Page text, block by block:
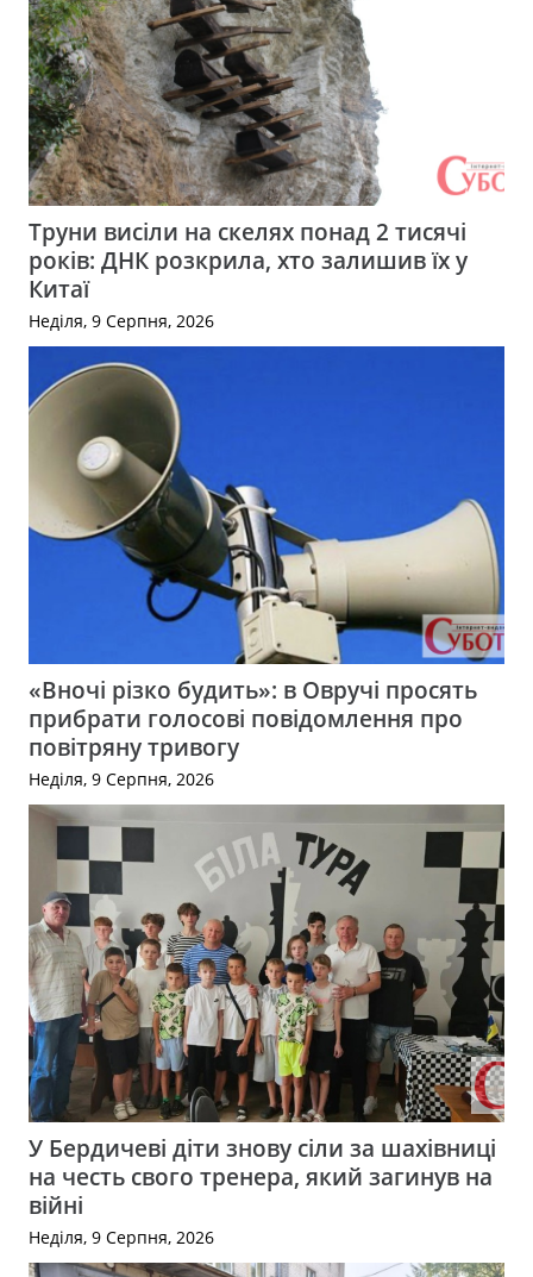
Труни висіли на скелях понад 2 тисячі
років: ДНК розкрила, хто залишив їх у
Китаї
Неділя, 9 Серпня, 2026
«Вночі різко будить»: в Овручі просять
прибрати голосові повідомлення про
повітряну тривогу
Неділя, 9 Серпня, 2026
У Бердичеві діти знову сіли за шахівниці
на честь свого тренера, який загинув на
війні
Неділя, 9 Серпня, 2026